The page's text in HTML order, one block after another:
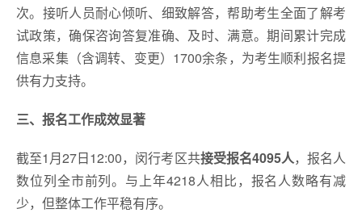
次。接听人员耐心倾听、细致解答，帮助考生全面了解考
试政策，确保咨询答复准确、及时、满意。期间累计完成
信息采集（含调转、变更）1700余条，为考生顺利报名提
供有力支持。
三、报名工作成效显著
截至1月27日12:00，闵行考区共接受报名4095人，报名人
数位列全市前列。与上年4218人相比，报名人数略有减
少，但整体工作平稳有序。